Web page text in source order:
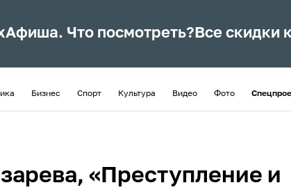
Афиша. Что посмотреть? Все скидки
Бизнес Спорт Культура Видео Фото
«Преступление и